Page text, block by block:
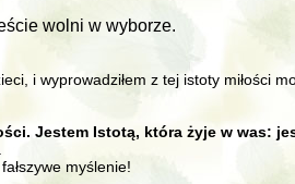
wolni w wyborze.
i wyprowadziłem z tej istoty miłości
Jestem Istotą, która żyje w was:
myślenie!